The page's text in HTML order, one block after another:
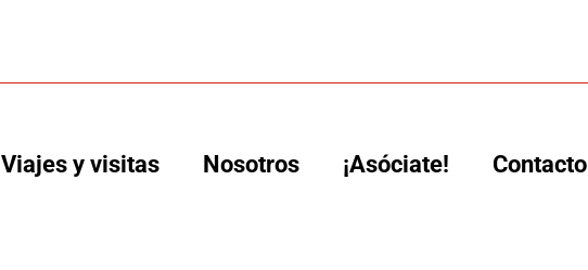
Viajes y visitas Nosotros ¡Asóciate! Contacto